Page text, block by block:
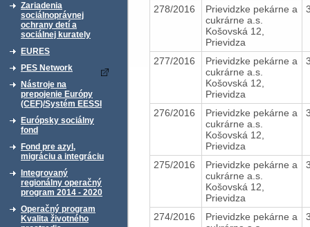
Zariadenia
sociálnoprávnej
ochrany detí a
sociálnej kurately
EURES
PES Network
Nástroje na
prepojenie Európy
(CEF)/Systém EESSI
Európsky sociálny
fond
Fond pre azyl,
migráciu a integráciu
Integrovaný
regionálny operačný
program 2014 - 2020
Operačný program
Kvalita životného
278/2016
Prievidzke pekárne a
cukrárne a.s.
Košovská 12,
Prievidza
277/2016
Prievidzke pekárne a
cukrárne a.s.
Košovská 12,
Prievidza
276/2016
Prievidzke pekárne a
cukrárne a.s.
Košovská 12,
Prievidza
275/2016
Prievidzke pekárne a
cukrárne a.s.
Košovská 12,
Prievidza
274/2016
Prievidzke pekárne a